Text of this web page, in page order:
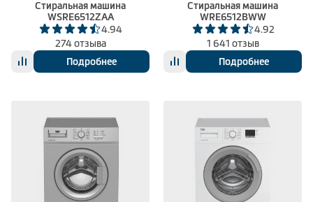
Стиральная машина
WSRE6512ZAA
4.94
274 отзыва
Подробнее
Стиральная машина
WRE6512BWW
4.92
1 641 отзыв
Подробнее